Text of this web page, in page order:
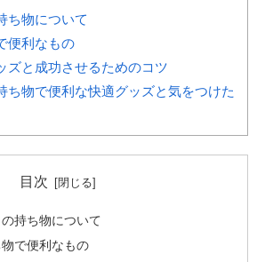
ち物について
便利なもの
ズと成功させるためのコツ
ち物で便利な快適グッズと気をつけた
目次
持ち物について
で便利なもの